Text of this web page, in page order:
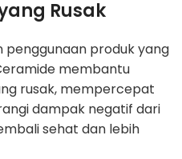
Rusak
penggunaan produk yang
membantu
rusak, mempercepat
dampak negatif dari
sehat dan lebih